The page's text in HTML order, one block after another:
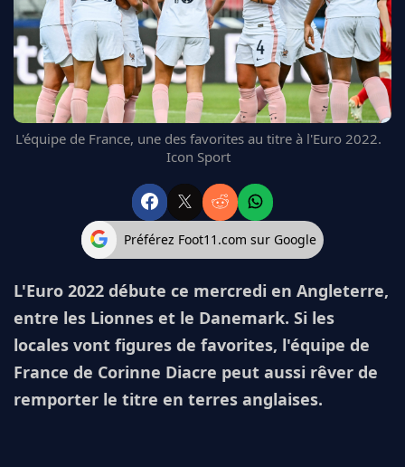
FC BARCELONE
MANCHESTER UNITED
CHELSEA
ARSENAL
BAYERN
L'AVIS DE LA RÉDAC'
L'équipe de France, une des favorites au titre à l'Euro 2022.
Icon Sport
Préférez Foot11.com sur Google
L'Euro 2022 débute ce mercredi en Angleterre,
entre les Lionnes et le Danemark. Si les
locales vont figures de favorites, l'équipe de
France de Corinne Diacre peut aussi rêver de
remporter le titre en terres anglaises.